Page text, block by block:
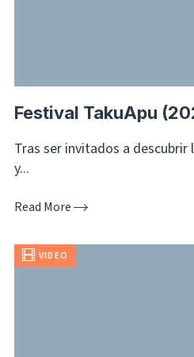
Festival TakuApu
Tras ser invitados a
y...
Read More
VIDEO